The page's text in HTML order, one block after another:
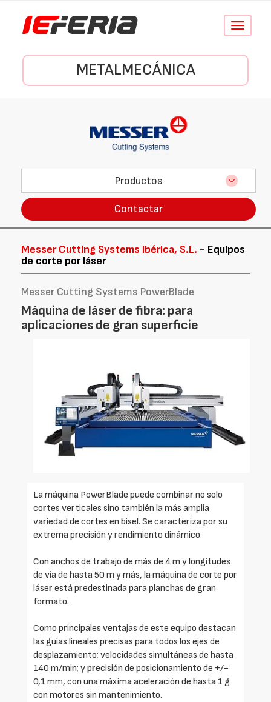
Conmutar
METALMECÁNICA
Productos
Contactar
Messer Cutting Systems Ibérica, S.L. - Equipos
de corte por láser
Messer Cutting Systems PowerBlade
Máquina de láser de fibra: para
aplicaciones de gran superficie
La máquina PowerBlade puede combinar no solo
cortes verticales sino también la más amplia
variedad de cortes en bisel. Se caracteriza por su
extrema precisión y rendimiento dinámico.
Con anchos de trabajo de más de 4 m y longitudes
de vía de hasta 50 m y más, la máquina de corte por
láser está predestinada para planchas de gran
formato.
Como principales ventajas de este equipo destacan
las guías lineales precisas para todos los ejes de
desplazamiento; velocidades simultáneas de hasta
140 m/min; y precisión de posicionamiento de +/-
0,1 mm, con una máxima aceleración de hasta 1 g
con motores sin mantenimiento.